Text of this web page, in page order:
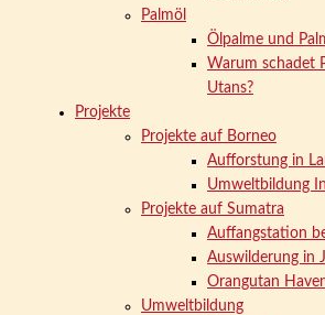
Palmöl
Ölpalme und
Warum schadet
Utans?
Projekte
Projekte auf Borneo
Aufforstung in
Umweltbildung
Projekte auf Sumatra
Auffangstation
Auswilderung in
Orangutan
Umweltbildung